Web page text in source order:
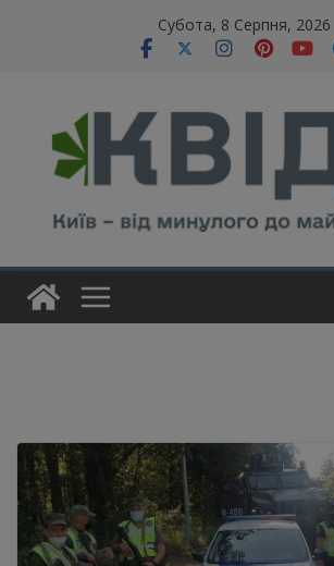
Субота, 8 Серпня, 2026
modal-check